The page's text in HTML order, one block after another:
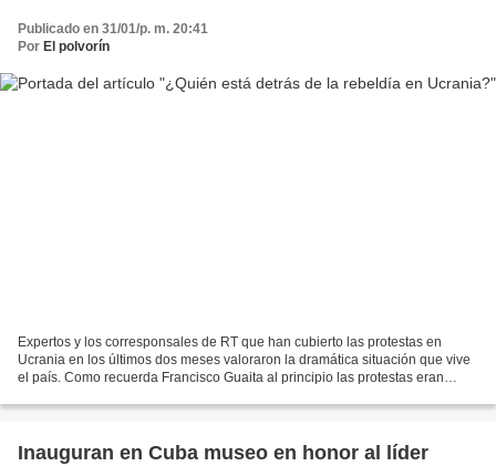
Publicado en 31/01/p. m. 20:41
Por El polvorín
Expertos y los corresponsales de RT que han cubierto las protestas en
Ucrania en los últimos dos meses valoraron la dramática situación que vive
el país. Como recuerda Francisco Guaita al principio las protestas eran
Inauguran en Cuba museo en honor al líder